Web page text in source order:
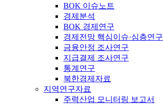
BOK 이슈노트
경제분석
BOK 경제연구
경제전망 핵심이슈·심층연구
금융안정 조사연구
지급결제 조사연구
통계연구
북한경제자료
지역연구자료
주력산업 모니터링 보고서